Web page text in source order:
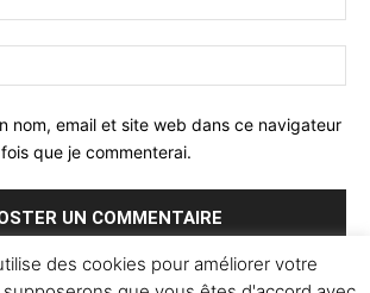
nom, email et site web dans ce navigateur
que je commenterai.
des cookies pour améliorer votre